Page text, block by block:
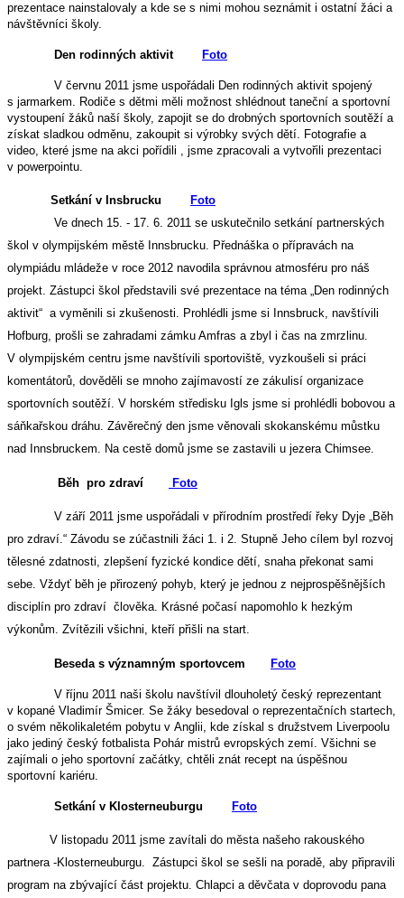
prezentace nainstalovaly a kde se s nimi mohou seznámit i ostatní žáci a
návštěvníci školy.
Den rodinných aktivit Foto
V červnu 2011 jsme uspořádali Den rodinných aktivit spojený
s jarmarkem. Rodiče s dětmi měli možnost shlédnout taneční a sportovní
vystoupení žáků naší školy, zapojit se do drobných sportovních soutěží a
získat sladkou odměnu, zakoupit si výrobky svých dětí. Fotografie a
video, které jsme na akci pořídili , jsme zpracovali a vytvořili prezentaci
v powerpointu.
Setkání v Insbrucku
Foto
Ve dnech 15. - 17. 6. 2011 se uskutečnilo setkání partnerských
škol v olympijském městě Innsbrucku. Přednáška o přípravách na
olympiádu mládeže v roce 2012 navodila správnou atmosféru pro náš
projekt. Zástupci škol představili své prezentace na téma „Den rodinných
aktivit“ a vyměnili si zkušenosti. Prohlédli jsme si Innsbruck, navštívili
Hofburg, prošli se zahradami zámku Amfras a zbyl i čas na zmrzlinu.
V olympijském centru jsme navštívili sportoviště, vyzkoušeli si práci
komentátorů, dověděli se mnoho zajímavostí ze zákulisí organizace
sportovních soutěží. V horském středisku Igls jsme si prohlédli bobovou a
sáňkařskou dráhu. Závěrečný den jsme věnovali skokanskému můstku
nad Innsbruckem. Na cestě domů jsme se zastavili u jezera Chimsee.
Běh pro zdraví Foto
V září 2011 jsme uspořádali v přírodním prostředí řeky Dyje „Běh
pro zdraví.“ Závodu se zúčastnili žáci 1. i 2. Stupně Jeho cílem byl rozvoj
tělesné zdatnosti, zlepšení fyzické kondice dětí, snaha překonat sami
sebe. Vždyť běh je přirozený pohyb, který je jednou z nejprospěšnějších
disciplín pro zdraví člověka. Krásné počasí napomohlo k hezkým
výkonům. Zvítězili všichni, kteří přišli na start.
Beseda s významným sportovcem Foto
V říjnu 2011 naši školu navštívil dlouholetý český reprezentant
v kopané Vladimír Šmicer. Se žáky besedoval o reprezentačních startech,
o svém několikaletém pobytu v Anglii, kde získal s družstvem Liverpoolu
jako jediný český fotbalista Pohár mistrů evropských zemí. Všichni se
zajímali o jeho sportovní začátky, chtěli znát recept na úspěšnou
sportovní kariéru.
Setkání v Klosterneuburgu Foto
V listopadu 2011 jsme zavítali do města našeho rakouského
partnera -Klosterneuburgu. Zástupci škol se sešli na poradě, aby připravili
program na zbývající část projektu. Chlapci a děvčata v doprovodu pana